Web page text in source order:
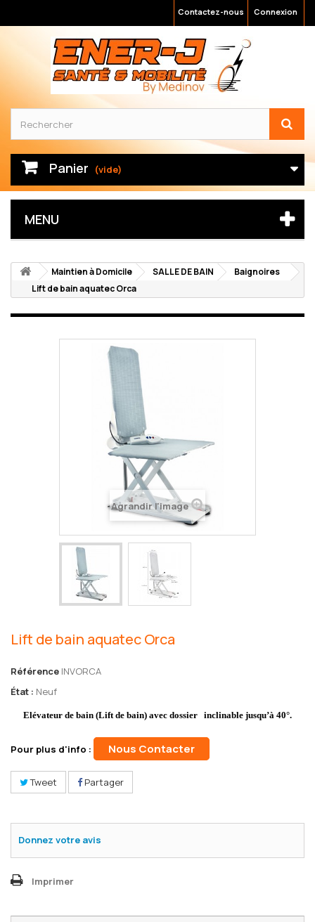
Connexion
Contactez-nous
Panier (vide)
MENU
Maintien à Domicile SALLE DE BAIN
Baignoires
Lift de bain aquatec Orca
Agrandir l'image
Lift de bain aquatec Orca
Référence INVORCA
État : Neuf
Elévateur de bain (Lift de bain) avec dossier inclinable jusqu’à 40°.
Pour plus d'info : Nous Contacter
Tweet Partager
Donnez votre avis
Imprimer